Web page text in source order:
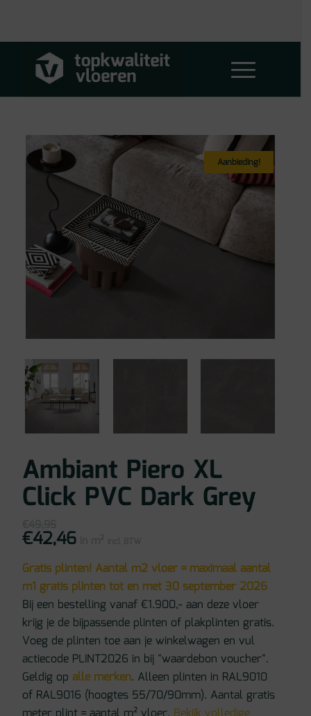
Aanbieding!
Ambiant Piero XL
Click PVC Dark Grey
Oorspronkelijke
prijs
was:
€42,46Huidige
prijs
Gratis plinten! Aantal m2 vloer = maximaal aantal
m1 gratis plinten tot en met 30 september 2026
Bij een bestelling vanaf €1.900,- aan deze vloer
krijg je de bijpassende plinten of plakplinten gratis.
Voeg de plinten toe aan je winkelwagen en vul
actiecode PLINT2026 in bij "waardebon voucher".
Geldig opalle merken. Alleen plinten in RAL9010
of RAL9016 (hoogtes 55/70/90mm). Aantal gratis